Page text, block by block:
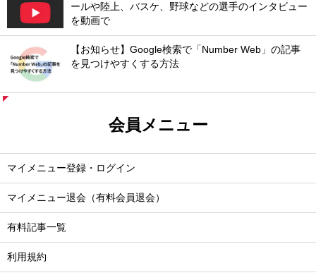
ールや陸上、バスケ、野球などの選手のインタビュー
を動画で
【お知らせ】Google検索で「Number Web」の記事
を見つけやすくする方法
会員メニュー
マイメニュー登録・ログイン
マイメニュー退会（有料会員退会）
有料記事一覧
利用規約